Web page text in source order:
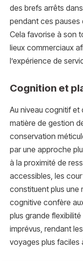
des brefs arrêts
pendant ces pauses
Cela favorise à son
lieux commerciaux
l’expérience de
Cognition et
Au niveau cognitif et
matière de gestion
conservation
par une approche
à la proximité de
accessibles, les
constituent plus une
cognitive confère
plus grande
imprévus, rendant
voyages plus faciles